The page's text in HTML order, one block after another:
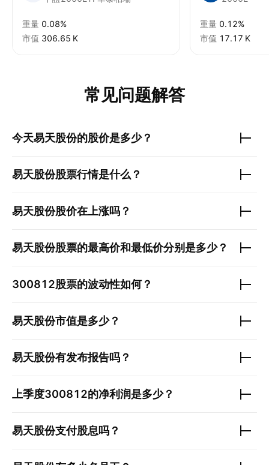
重量 0.08%
市值 ‪306.65 K‬
重量 0.12%
市值 ‪17.17 K‬
常见问题解答
今天易天股份的股价是多少？
易天股份股票行情是什么？
易天股份股价在上涨吗？
易天股份股票的最高价和最低价分别是多少？
300812股票的波动性如何？
易天股份市值是多少？
易天股份有发布报告吗？
上季度300812的净利润是多少？
易天股份支付股息吗？